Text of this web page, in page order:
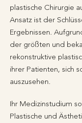
plastische Chirurgie
Ansatz ist der
Ergebnissen.
der größten und
rekonstruktive
ihrer Patienten, sich
auszusehen.
Ihr Medizinstudium
Plastische und